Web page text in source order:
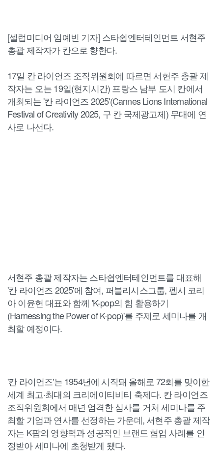
[셀럽미디어 임예빈 기자] 스타쉽엔터테인먼트 서현주
총괄 제작자가 칸으로 향한다.
17일 칸 라이언즈 조직위원회에 따르면 서현주 총괄 제
작자는 오는 19일(현지시간) 프랑스 남부 도시 칸에서
개최되는 '칸 라이언즈 2025'(Cannes Lions International
Festival of Creativity 2025, 구 칸 국제광고제) 무대에 연
사로 나선다.
서현주 총괄 제작자는 스타쉽엔터테인먼트를 대표해
'칸 라이언즈 2025'에 참여, 퍼블리시스그룹, 펩시 코리
아 이윤헌 대표와 함께 'K-pop의 힘 활용하기
(Harnessing the Power of K-pop)'를 주제로 세미나를 개
최할 예정이다.
'칸 라이언즈'는 1954년에 시작돼 올해로 72회를 맞이한
세계 최고·최대의 크리에이티비티 축제다. 칸 라이언즈
조직위원회에서 매년 엄격한 심사를 거쳐 세미나를 주
최할 기업과 연사를 선정하는 가운데, 서현주 총괄 제작
자는 K팝의 영향력과 성공적인 브랜드 협업 사례를 인
정받아 세미나에 초청받게 됐다.